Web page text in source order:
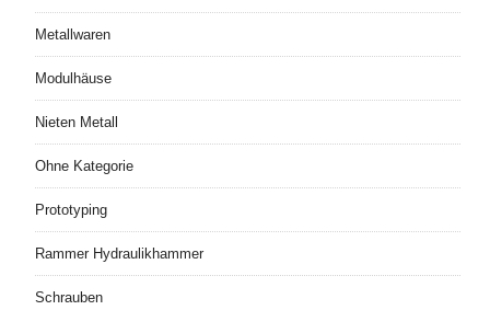
Metallwaren
Modulhäuse
Nieten Metall
Ohne Kategorie
Prototyping
Rammer Hydraulikhammer
Schrauben